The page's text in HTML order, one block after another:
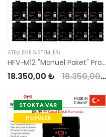
ATEŞLEME SISTEMLERI
HFV-M12 "Manuel Paket" Programlanabilir Volkan Ateşleme Sistemi
18.350,00 ₺ 18.350,00 ₺
STOKTA VAR
POPÜLER